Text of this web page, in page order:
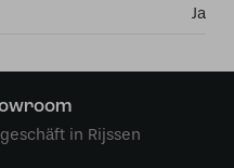
Ja
in Rijssen